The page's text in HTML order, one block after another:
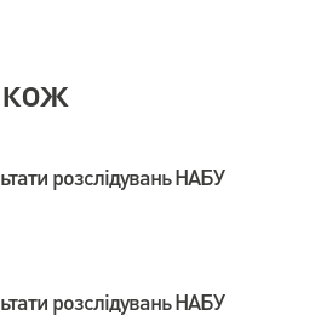
розслідувань НАБУ
розслідувань НАБУ